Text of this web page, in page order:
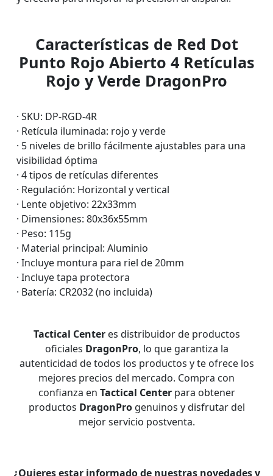
Características de Red Dot
Punto Rojo Abierto 4 Retículas
Rojo y Verde DragonPro
· SKU: DP-RGD-4R
· Retícula iluminada: rojo y verde
· 5 niveles de brillo fácilmente ajustables para una
visibilidad óptima
· 4 tipos de retículas diferentes
· Regulación: Horizontal y vertical
· Lente objetivo: 22x33mm
· Dimensiones: 80x36x55mm
· Peso: 115g
· Material principal: Aluminio
· Incluye montura para riel de 20mm
· Incluye tapa protectora
· Batería: CR2032 (no incluida)
Tactical Centeres distribuidor de productos
oficiales DragonPro, lo que garantiza la
autenticidad de todos los productos y te ofrece los
mejores precios del mercado. Compra con
confianza en Tactical Centerpara obtener
productos DragonProgenuinos y disfrutar del
mejor servicio postventa.
¿Quieres estar informado de nuestras novedades y